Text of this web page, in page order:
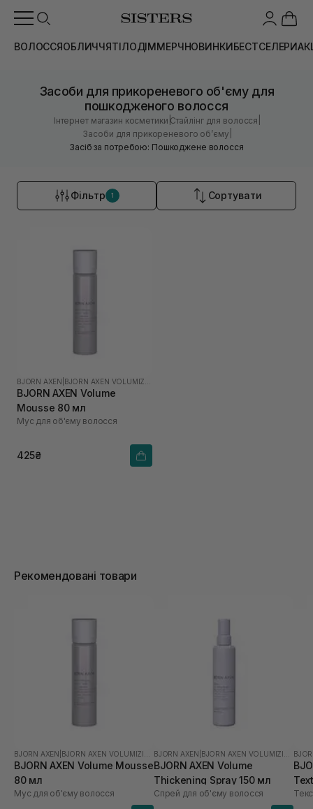
ВОЛОССЯОБЛИЧЧЯТІЛОДІММЕРЧНОВИНКИБЕСТСЕЛЕРИ
Засоби для прикореневого об'єму для
пошкодженого волосся
Інтернет магазин косметики |Стайлінг для волосся
Засоби для прикореневого обʼєму
Засіб за потребою: Пошкоджене волосся
Фільтр 1 Сортувати
BJORN AXEN
BJORN AXEN Volume
Mousse 80 мл
Мус для об'єму волосся
425₴
Рекомендовані товари
BJORN AXEN BJORN AXEN VOLUMIZING
BJORN AXEN Volume Mousse
80 мл
Мус для об'єму волосся
BJORN AXEN BJORN AXEN VOLUMIZING
BJORN AXEN Volume
Thickening Spray 150 мл
Спрей для об'єму волосся